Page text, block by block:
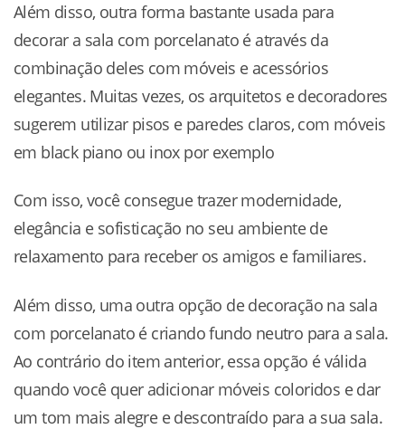
Além disso, outra forma bastante usada para
decorar a sala com porcelanato é através da
combinação deles com móveis e acessórios
elegantes. Muitas vezes, os arquitetos e decoradores
sugerem utilizar pisos e paredes claros, com móveis
em black piano ou inox por exemplo
Com isso, você consegue trazer modernidade,
elegância e sofisticação no seu ambiente de
relaxamento para receber os amigos e familiares.
Além disso, uma outra opção de decoração na sala
com porcelanato é criando fundo neutro para a sala.
Ao contrário do item anterior, essa opção é válida
quando você quer adicionar móveis coloridos e dar
um tom mais alegre e descontraído para a sua sala.